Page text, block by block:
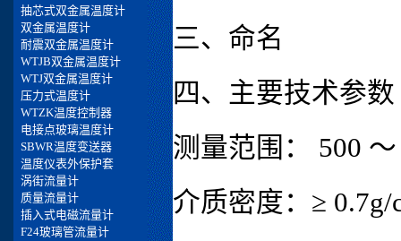
三、命名
四、主要技术参数
测量范围： 500
介质密度：≥